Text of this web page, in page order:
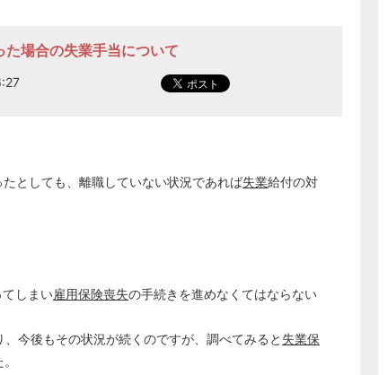
場合の失業手当について
としても、離職していない状況であれば失業給付の対
しまい雇用保険喪失の手続きを進めなくてはならない
、今後もその状況が続くのですが、調べてみると 失業保
どのカテゴリーに投稿しますか？
税務経理
次へ